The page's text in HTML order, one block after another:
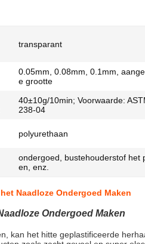
transparant
0.05mm, 0.08mm, 0.1mm,
e grootte
40±10g/10min; Voorwaarde:
238-04
polyurethaan
ondergoed, bustehouderstof het
en, enz.
Naadloze Ondergoed Maken
Ondergoed Maken
kan het hitte geplastificeerde